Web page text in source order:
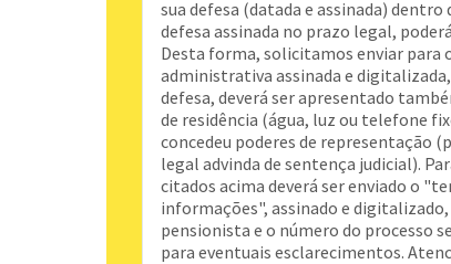
sua defesa (datada e assinada) dentro
defesa assinada no prazo legal,
Desta forma, solicitamos enviar para
administrativa assinada e
defesa, deverá ser apresentado
de residência (água, luz ou telefone
concedeu poderes de representação
legal advinda de sentença judicial).
citados acima deverá ser enviado o
informações", assinado e
pensionista e o número do processo
para eventuais esclarecimentos.